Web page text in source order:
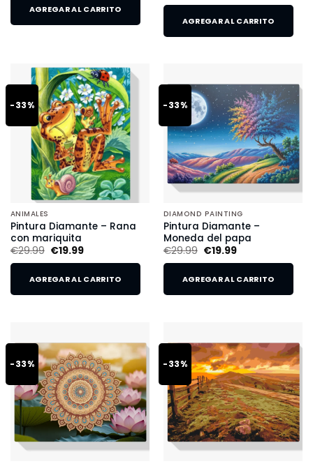
AGREGAR AL CARRITO
AGREGAR AL CARRITO
-33%
ANIMALES
Pintura Diamante – Rana
con mariquita
€29.99 €19.99
AGREGAR AL CARRITO
-33%
DIAMOND PAINTING
Pintura Diamante –
Moneda del papa
€29.99 €19.99
AGREGAR AL CARRITO
-33% -33%